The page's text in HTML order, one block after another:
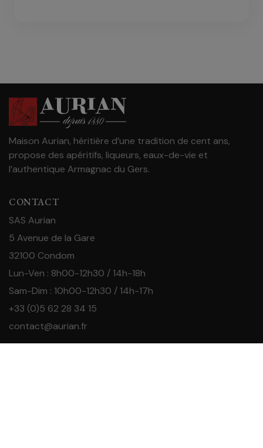
Maison Aurian, héritière d’une tradition de cent ans,
propose des apéritifs, liqueurs, eaux-de-vie et
l’authentique Armagnac du Gers.
CONTACT
SAS Aurian
5 Avenue de la Gare
32100 Condom
Lun-Ven : 8h00-12h30 / 14h-18h
Sam-Dim : 10h00-12h30 / 14h-17h
+33 (0)5 62 28 34 15
contact@aurian.fr